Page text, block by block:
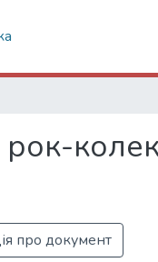
про документ